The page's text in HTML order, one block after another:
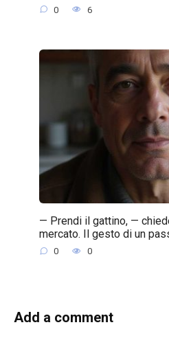
0 6
— Prendi il gattino, —
mercato. Il gesto di un
0 0
Add a comment